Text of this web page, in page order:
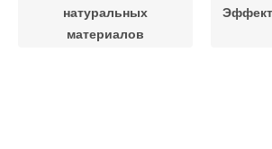
натуральных
материалов